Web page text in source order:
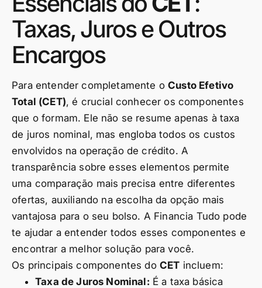
Taxas, Juros e Outros
Encargos
Para entender completamente oCusto Efetivo
Total (CET), é crucial conhecer os componentes
que o formam. Ele não se resume apenas à taxa
de juros nominal, mas engloba todos os custos
envolvidos na operação de crédito. A
transparência sobre esses elementos permite
uma comparação mais precisa entre diferentes
ofertas, auxiliando na escolha da opção mais
vantajosa para o seu bolso. A Financia Tudo pode
te ajudar a entender todos esses componentes e
encontrar a melhor solução para você.
Os principais componentes do CET incluem:
Taxa de Juros Nominal: É a taxa básica